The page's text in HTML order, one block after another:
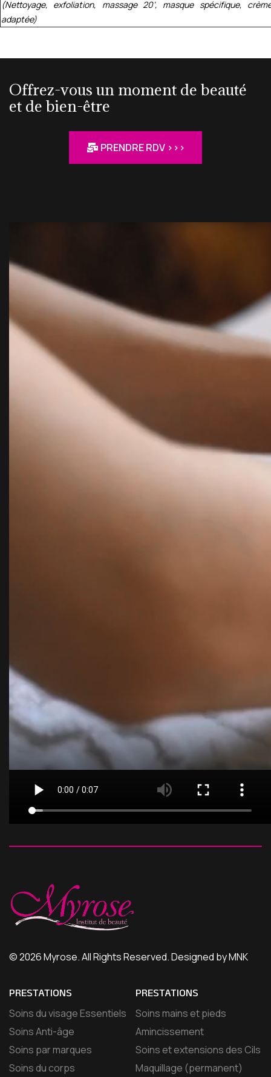
(Nettoyage, exfoliation, massage 20’, masque spécifique,
adaptée)
Offrez-vous un moment de beauté
et de bien-être
PRENDRE RDV >>>
© 2026 Myrose. All Rights Reserved. Designed by MNK
PRESTATIONS
Soins du visage Essentiels
Soins Anti-âge
Soins par marques
Soins du corps
PRESTATIONS
Soins mains et pieds
Amincissement
Soins et extensions des Cils
Maquillage (permanent)